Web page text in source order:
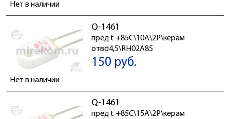
Нет в наличии
Q-1461
пред t +85C\10А\2P\керам
отвd4,5\RH02A85
150 руб.
Нет в наличии
Q-1461
пред t +85C\15А\2P\керам